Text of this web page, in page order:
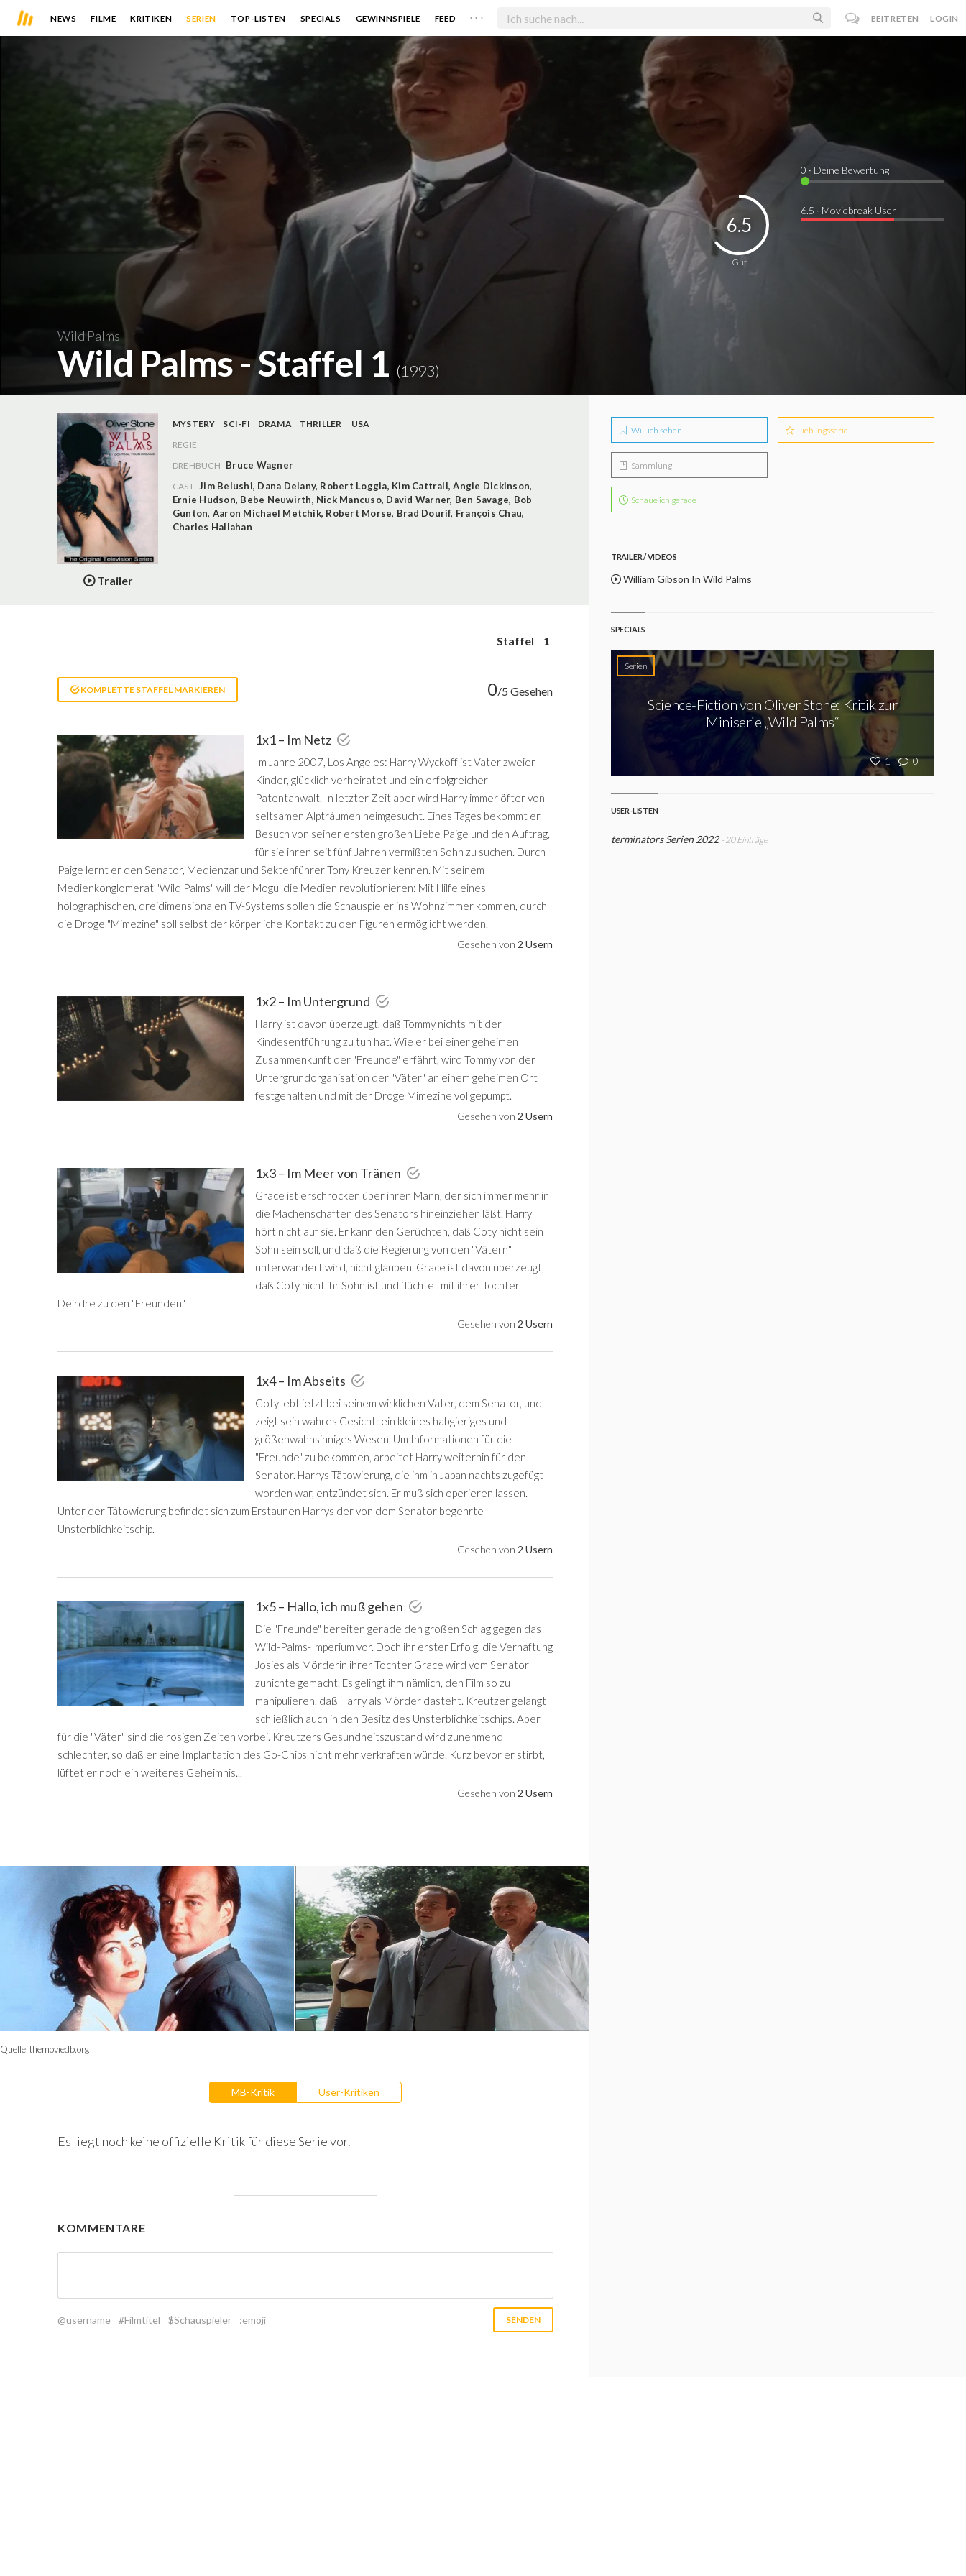
NEWS FILME KRITIKEN SERIEN TOP-LISTEN SPECIALS GEWINNSPIELE FEED . . . BEITRETEN LOGIN
Wild Palms
Wild Palms - Staffel 1 (1993)
Gut
6.5
0 · Deine Bewertung
6.5 · Moviebreak User
Trailer
MYSTERY SCI-FI DRAMA THRILLER
USA
REGIE
DREHBUCH Bruce Wagner
CAST Jim Belushi, Dana Delany, Robert Loggia, Kim Cattrall,Angie Dickinson,
Ernie Hudson, Bebe Neuwirth, Nick Mancuso, David Warner, Ben Savage, Bob
Gunton, Aaron Michael Metchik, Robert Morse, Brad Dourif, François Chau,
Charles Hallahan
Staffel 1
KOMPLETTE STAFFEL MARKIEREN 0/5 Gesehen
1x1 – Im Netz
Im Jahre 2007, Los Angeles: Harry Wyckoff ist Vater zweier
Kinder, glücklich verheiratet und ein erfolgreicher
Patentanwalt. In letzter Zeit aber wird Harry immer öfter von
seltsamen Alpträumen heimgesucht. Eines Tages bekommt er
Besuch von seiner ersten großen Liebe Paige und den Auftrag,
für sie ihren seit fünf Jahren vermißten Sohn zu suchen. Durch
Paige lernt er den Senator, Medienzar und Sektenführer Tony Kreuzer kennen. Mit seinem
Medienkonglomerat "Wild Palms" will der Mogul die Medien revolutionieren: Mit Hilfe eines
holographischen, dreidimensionalen TV-Systems sollen die Schauspieler ins Wohnzimmer kommen, durch
die Droge "Mimezine" soll selbst der körperliche Kontakt zu den Figuren ermöglicht werden.
Gesehen von 2 Usern
1x2 – Im Untergrund
Harry ist davon überzeugt, daß Tommy nichts mit der
Kindesentführung zu tun hat. Wie er bei einer geheimen
Zusammenkunft der "Freunde" erfährt, wird Tommy von der
Untergrundorganisation der "Väter" an einem geheimen Ort
festgehalten und mit der Droge Mimezine vollgepumpt.
Gesehen von 2 Usern
1x3 – Im Meer von Tränen
Grace ist erschrocken über ihren Mann, der sich immer mehr in
die Machenschaften des Senators hineinziehen läßt. Harry
hört nicht auf sie. Er kann den Gerüchten, daß Coty nicht sein
Sohn sein soll, und daß die Regierung von den "Vätern"
unterwandert wird, nicht glauben. Grace ist davon überzeugt,
daß Coty nicht ihr Sohn ist und flüchtet mit ihrer Tochter
Deirdre zu den "Freunden".
Gesehen von 2 Usern
1x4 – Im Abseits
Coty lebt jetzt bei seinem wirklichen Vater, dem Senator, und
zeigt sein wahres Gesicht: ein kleines habgieriges und
größenwahnsinniges Wesen. Um Informationen für die
"Freunde" zu bekommen, arbeitet Harry weiterhin für den
Senator. Harrys Tätowierung, die ihm in Japan nachts zugefügt
worden war, entzündet sich. Er muß sich operieren lassen.
Unter der Tätowierung befindet sich zum Erstaunen Harrys der von dem Senator begehrte
Unsterblichkeitschip.
Gesehen von 2 Usern
1x5 – Hallo, ich muß gehen
Die "Freunde" bereiten gerade den großen Schlag gegen das
Wild-Palms-Imperium vor. Doch ihr erster Erfolg, die Verhaftung
Josies als Mörderin ihrer Tochter Grace wird vom Senator
zunichte gemacht. Es gelingt ihm nämlich, den Film so zu
manipulieren, daß Harry als Mörder dasteht. Kreutzer gelangt
schließlich auch in den Besitz des Unsterblichkeitschips. Aber
für die "Väter" sind die rosigen Zeiten vorbei. Kreutzers Gesundheitszustand wird zunehmend
schlechter, so daß er eine Implantation des Go-Chips nicht mehr verkraften würde. Kurz bevor er stirbt,
lüftet er noch ein weiteres Geheimnis...
Gesehen von 2 Usern
Quelle:themoviedb.org
MB-Kritik User-Kritiken
Es liegt noch keine offizielle Kritik für diese Serie vor.
KOMMENTARE
@username #Filmtitel $Schauspieler :emoji
Will ich sehen Lieblingsserie
Sammlung
Schaue ich gerade
TRAILER / VIDEOS
William Gibson In Wild Palms
SPECIALS
Serien
1 0
Science-Fiction von Oliver Stone: Kritik zur
Miniserie „Wild Palms“
USER-LISTEN
terminators Serien 2022 - 20 Einträge